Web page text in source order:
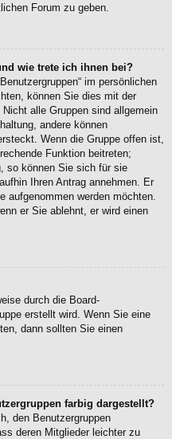
Forum zu geben.
wie trete ich ihnen bei?
im persönlichen
können Sie dies mit der
alle Gruppen sind allgemein
andere können
Wenn die Gruppe offen ist,
Funktion beitreten;
so können Sie sich für sie
Ihren Antrag annehmen. Er
aufgenommen werden möchten.
er Sie ablehnt, er wird einen
durch die Board-
erstellt wird. Wenn Sie eine
dann sollten Sie einen
farbig dargestellt?
den Benutzergruppen
deren Mitglieder leichter zu